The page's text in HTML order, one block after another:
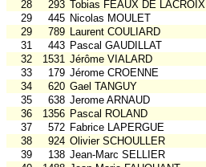
28
293 Tobias FEAUX DE LACROIX
29
445 Nicolas MOULET
29
789 Laurent COULIARD
31
443 Pascal GAUDILLAT
32
1531 Jérôme VIALARD
33
179 Jérome CROENNE
34
620 Gael TANGUY
35
638 Jerome ARNAUD
36
1356 Pascal ROLAND
37
572 Fabrice LAPERGUE
38
924 Olivier SCHOULLER
39
138 Jean-Marc SELLIER